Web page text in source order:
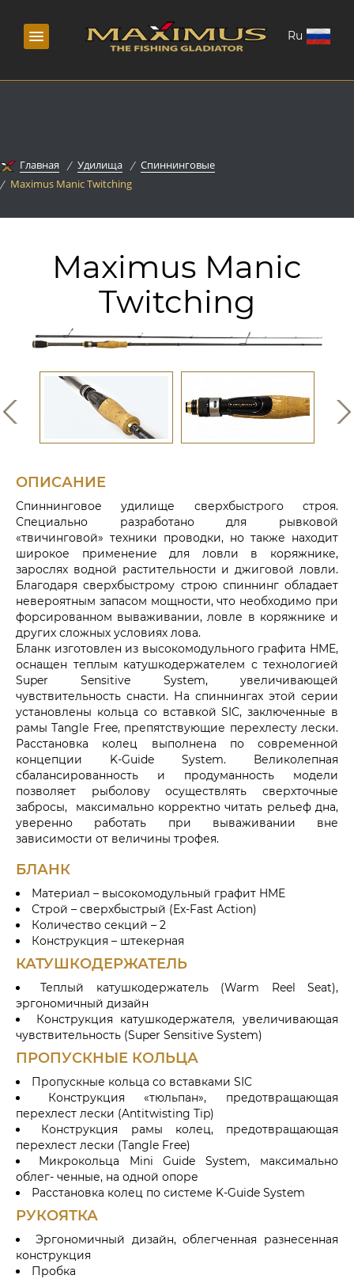
Ru
Главная Удилища
Спиннинговые
Maximus Manic Twitching
Maximus Manic
Twitching
ОПИСАНИЕ
Спиннинговое удилище сверхбыстрого строя.
Специально разработано для рывковой
«твичинговой» техники проводки, но также находит
широкое применение для ловли в коряжнике,
зарослях водной растительности и джиговой ловли.
Благодаря сверхбыстрому строю спиннинг обладает
невероятным запасом мощности, что необходимо при
форсированном вываживании, ловле в коряжнике и
других сложных условиях лова.
Бланк изготовлен из высокомодульного графита HME,
оснащен теплым катушкодержателем с технологией
Super Sensitive System, увеличивающей
чувствительность снасти. На спиннингах этой серии
установлены кольца со вставкой SIC, заключенные в
рамы Tangle Free, препятствующие перехлесту лески.
Расстановка колец выполнена по современной
концепции K-Guide System. Великолепная
сбалансированность и продуманность модели
позволяет рыболову осуществлять сверхточные
забросы, максимально корректно читать рельеф дна,
уверенно работать при вываживании вне
зависимости от величины трофея.
БЛАНК
Материал – высокомодульный графит HME
Строй – сверхбыстрый (Ex-Fast Action)
Количество секций – 2
Конструкция – штекерная
КАТУШКОДЕРЖАТЕЛЬ
Теплый катушкодержатель (Warm Reel Seat),
эргономичный дизайн
Конструкция катушкодержателя, увеличивающая
чувствительность (Super Sensitive System)
ПРОПУСКНЫЕ КОЛЬЦА
Пропускные кольца со вставками SIC
Конструкция «тюльпан», предотвращающая
перехлест лески (Antitwisting Tip)
Конструкция рамы колец, предотвращающая
перехлест лески (Tangle Free)
Микрокольца Mini Guide System, максимально
облег- ченные, на одной опоре
Расстановка колец по системе K-Guide System
РУКОЯТКА
Эргономичный дизайн, облегченная разнесенная
конструкция
Пробка